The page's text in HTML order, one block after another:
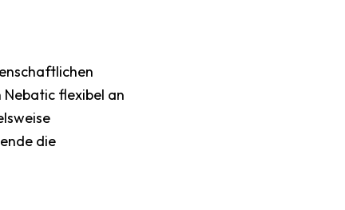
Nebatic flexibel an
die